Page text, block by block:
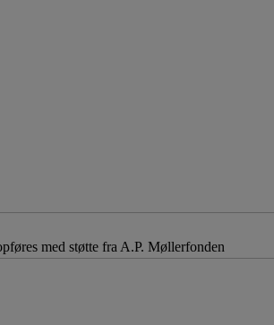
med støtte fra A.P. Møllerfonden